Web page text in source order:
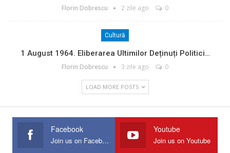
Florin Dobrescu 2 zile ago 0
Cultură
1 August 1964. Eliberarea Ultimilor Deținuți Politici…
Florin Dobrescu 3 zile ago 0
LOAD MORE POSTS
Facebook
Join us on Facebook
Youtube
Join us on Youtube